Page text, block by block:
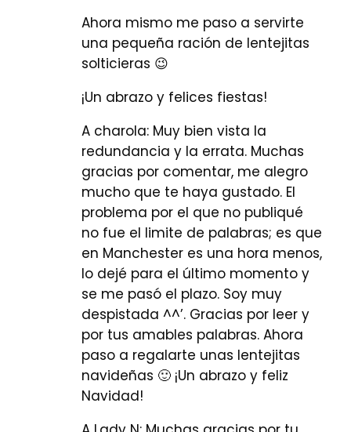
Ahora mismo me paso a servirte
una pequeña ración de lentejitas
solticieras 😉
¡Un abrazo y felices fiestas!
A charola: Muy bien vista la
redundancia y la errata. Muchas
gracias por comentar, me alegro
mucho que te haya gustado. El
problema por el que no publiqué
no fue el limite de palabras; es que
en Manchester es una hora menos,
lo dejé para el último momento y
se me pasó el plazo. Soy muy
despistada ^^’. Gracias por leer y
por tus amables palabras. Ahora
paso a regalarte unas lentejitas
navideñas 🙂 ¡Un abrazo y feliz
Navidad!